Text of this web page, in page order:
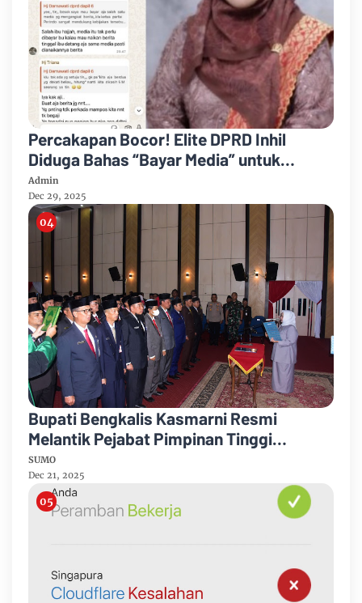
Percakapan Bocor! Elite DPRD Inhil
Diduga Bahas “Bayar Media” untuk
Dukung Kebijakan
Admin
Dec 29, 2025
Bupati Bengkalis Kasmarni Resmi
Melantik Pejabat Pimpinan Tinggi
Pratama
SUMO
Dec 21, 2025